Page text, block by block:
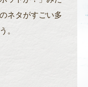
ネタがすごい多
。